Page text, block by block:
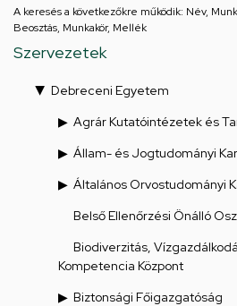
A keresés a következőkre működik: Név,
Beosztás, Munkakör, Mellék
Szervezetek
Debreceni Egyetem
Agrár Kutatóintézetek és
Állam- és Jogtudományi Kar
Általános Orvostudományi
Belső Ellenőrzési Önálló
Biodiverzitás,
Kompetencia Központ
Biztonsági Főigazgatóság